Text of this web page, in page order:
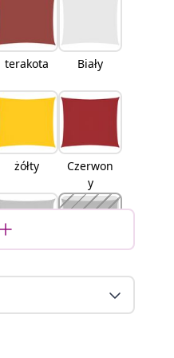
terakota Biały
żółty
Czerwon
y